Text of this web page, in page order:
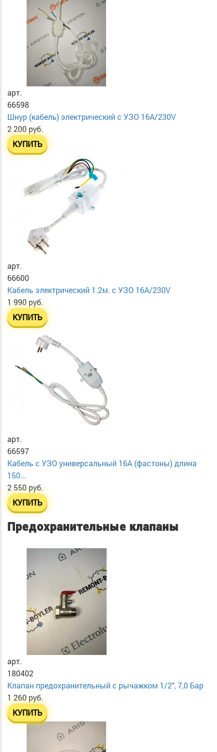
арт.
66598
Шнур (кабель) электрический с УЗО 16А/230V
2 200 руб.
КУПИТЬ
арт.
66600
Кабель электрический 1.2м. с УЗО 16А/230V
1 990 руб.
КУПИТЬ
арт.
66597
Кабель с УЗО универсальный 16А (фастоны) длина
150...
2 550 руб.
КУПИТЬ
Предохранительные клапаны
арт.
180402
Клапан предохранительный с рычажком 1/2", 7,0 Бар
1 260 руб.
КУПИТЬ